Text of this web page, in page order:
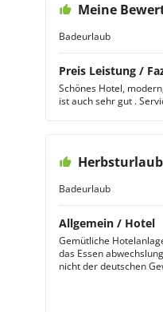
Meine
Badeurlaub
Preis Leistung /
Schönes Hotel,
ist auch sehr gut .
Badeurlaub
Allgemein / Hotel
Gemütliche
das Essen
nicht der deutschen